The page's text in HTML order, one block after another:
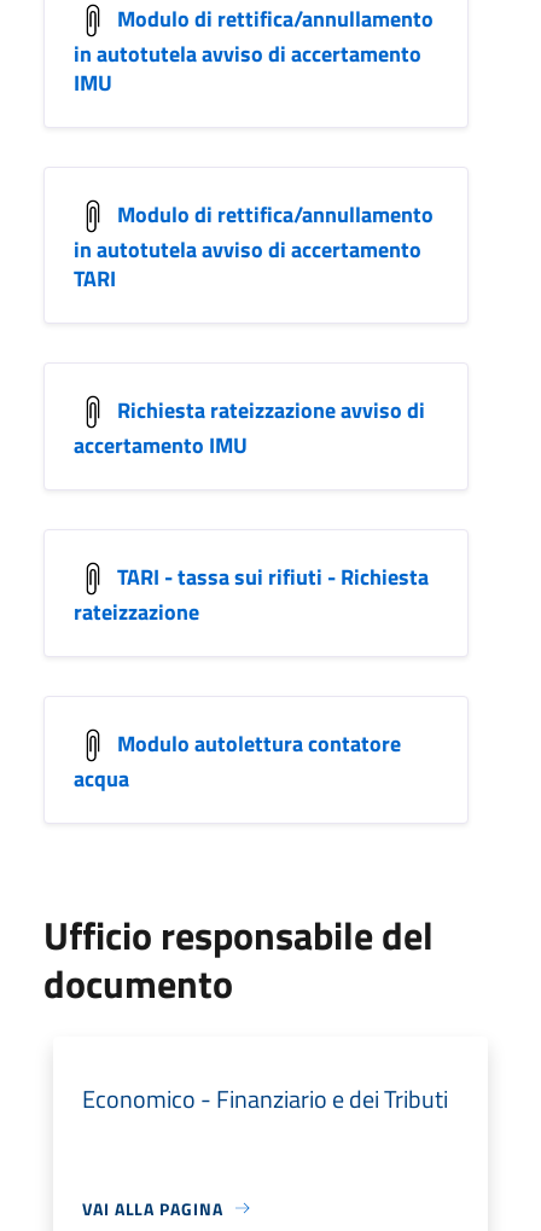
Modulo di rettifica/annullamento
in autotutela avviso di accertamento
IMU
Modulo di rettifica/annullamento
in autotutela avviso di accertamento
TARI
Richiesta rateizzazione avviso di
accertamento IMU
TARI - tassa sui rifiuti - Richiesta
rateizzazione
Modulo autolettura contatore
acqua
Ufficio responsabile del
documento
Economico - Finanziario e dei Tributi
VAI ALLA PAGINA